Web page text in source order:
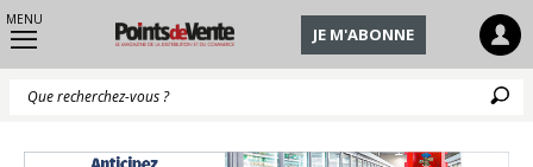
MENU
JE M'ABONNE